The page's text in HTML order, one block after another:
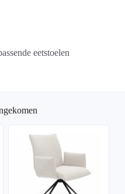
eetstoelen